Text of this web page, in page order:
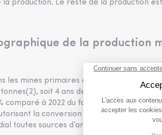
la production. Le reste de la production
de la production
les mines primaires en activité et en
tonnes(2), soit 4 ans de production sur la
comparé à 2022 du fait de la déplétion
la conversion de ressources en
toutes sources d’argent confondues